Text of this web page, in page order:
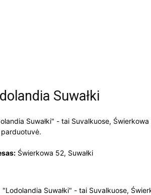
Suwałki
Suwałki" - tai Suvalkuose,
Świerkowa 52, Suwałki
"Lodolandia Suwałki" - tai Suvalkuose,